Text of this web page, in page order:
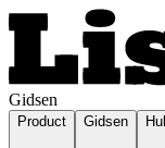
Gidsen
Product Gidsen